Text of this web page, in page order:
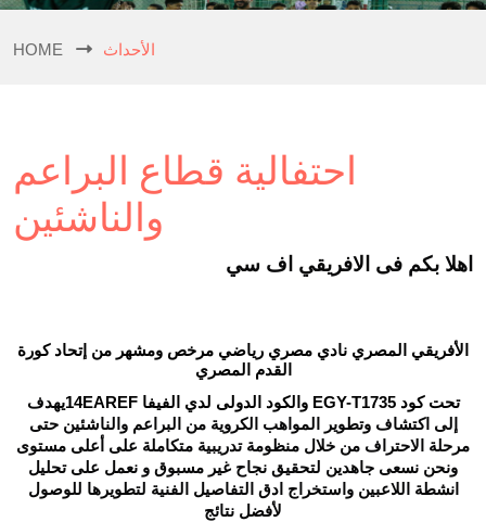
HOME الأحداث
احتفالية قطاع البراعم
والناشئين
اهلا بكم فى الافريقي اف سي
الأفريقي المصري نادي مصري رياضي مرخص ومشهر من إتحاد كورة
القدم المصري
تحت كود EGY-T1735 والكود الدولى لدي الفيفا 14EAREFي
هدف
إلى اكتشاف وتطوير المواهب الكروية من البراعم والناشئين حتى
مرحلة الاحتراف من خلال منظومة تدريبية متكاملة على أعلى مستوى
ونحن نسعى جاهدين لتحقيق نجاح غير مسبوق و نعمل على تحليل
انشطة اللاعبين واستخراج ادق التفاصيل الفنية لتطويرها للوصول
لأفضل نتائج